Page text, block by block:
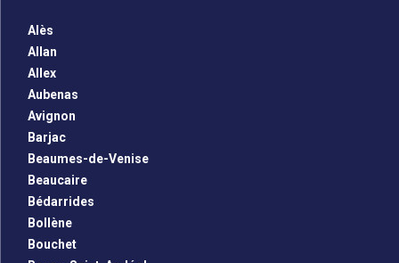
Alès
Allan
Allex
Aubenas
Avignon
Barjac
Beaumes-de-Venise
Beaucaire
Bédarrides
Bollène
Bouchet